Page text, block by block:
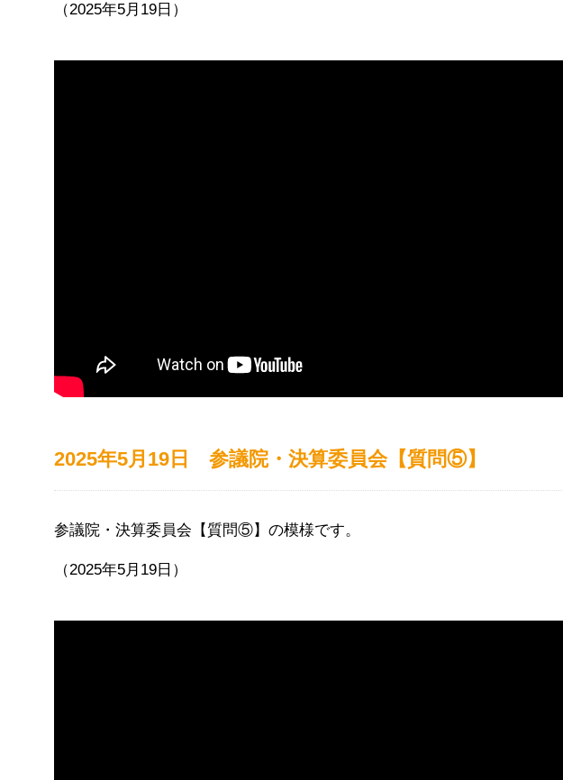
（2025年5月19日）
2025年5月19日 参議院・決算委員会【質問⑤】
参議院・決算委員会【質問⑤】の模様です。
（2025年5月19日）